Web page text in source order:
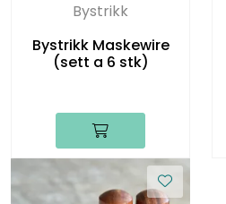
Bystrikk
Bystrikk Maskewire
(sett a 6 stk)